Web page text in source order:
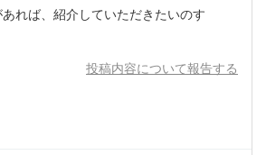
れば、紹介していただきたいのす
投稿内容について報告する